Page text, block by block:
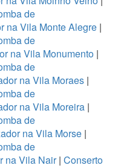
de
na Vila Monte Alegre |
de
na Vila Monumento|
de
na Vila Moraes |
de
na Vila Moreira|
de
na Vila Morse|
de
na Vila Nair| Conserto